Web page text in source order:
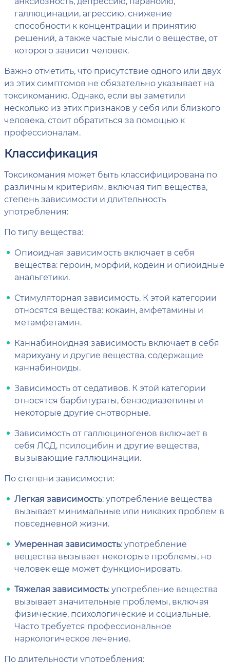
галлюцинации, агрессию, снижение
способности к концентрации и принятию
решений, а также частые мысли о веществе, от
которого зависит человек.
Важно отметить, что присутствие одного или двух
из этих симптомов не обязательно указывает на
токсикоманию. Однако, если вы заметили
несколько из этих признаков у себя или близкого
человека, стоит обратиться за помощью к
профессионалам.
Классификация
Токсикомания может быть классифицирована по
различным критериям, включая тип вещества,
степень зависимости и длительность
употребления:
По типу вещества:
Опиоидная зависимость включает в себя
вещества: героин, морфий, кодеин и опиоидные
анальгетики.
Стимуляторная зависимость. К этой категории
относятся вещества: кокаин, амфетамины и
метамфетамин.
Каннабиноидная зависимость включает в себя
марихуану и другие вещества, содержащие
каннабиноиды.
Зависимость от седативов. К этой категории
относятся барбитураты, бензодиазепины и
некоторые другие снотворные.
Зависимость от галлюциногенов включает в
себя ЛСД, псилоцибин и другие вещества,
вызывающие галлюцинации.
По степени зависимости:
Легкая зависимость: употребление вещества
вызывает минимальные или никаких проблем в
повседневной жизни.
Умеренная зависимость: употребление
вещества вызывает некоторые проблемы, но
человек еще может функционировать.
Тяжелая зависимость: употребление вещества
вызывает значительные проблемы, включая
физические, психологические и социальные.
Часто требуется профессиональное
наркологическое лечение.
По длительности употребления: